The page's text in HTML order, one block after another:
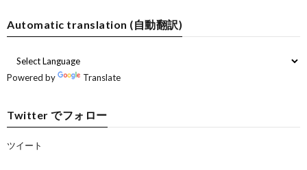
Automatic translation (自動翻訳)
Powered by Translate
Twitter でフォロー
ツイート